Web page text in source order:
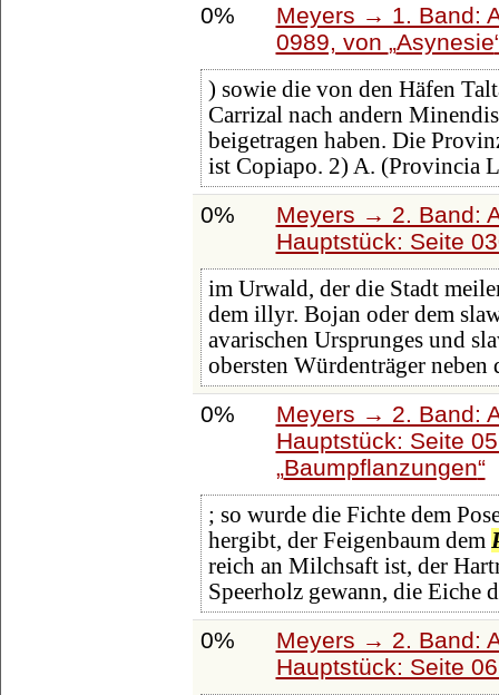
0%
Meyers → 1. Band:
0989, von Asynesie
) sowie die von den Häfen
Carrizal nach andern
beigetragen haben. Die
ist Copiapo. 2) A. (Provincia
0%
Meyers → 2. Band:
Hauptstück: Seite
im Urwald, der die Stadt
dem illyr. Bojan oder dem
avarischen Ursprunges und
obersten Würdenträger neben
0%
Meyers → 2. Band:
Hauptstück: Seite
Baumpflanzungen
; so wurde die Fichte dem
hergibt, der Feigenbaum dem
reich an Milchsaft ist, der
Speerholz gewann, die Eiche
0%
Meyers → 2. Band:
Hauptstück: Seite